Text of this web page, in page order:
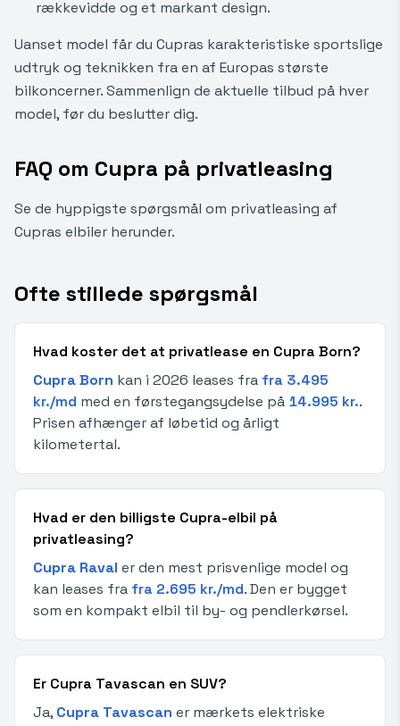
rækkevidde og et markant design.
Uanset model får du Cupras karakteristiske sportslige
udtryk og teknikken fra en af Europas største
bilkoncerner. Sammenlign de aktuelle tilbud på hver
model, før du beslutter dig.
FAQ om Cupra på privatleasing
Se de hyppigste spørgsmål om privatleasing af
Cupras elbiler herunder.
Ofte stillede spørgsmål
Hvad koster det at privatlease en Cupra Born?
Cupra Born kan i 2026 leases fra fra 3.495
kr./md med en førstegangsydelse på 14.995 kr..
Prisen afhænger af løbetid og årligt
kilometertal.
Hvad er den billigste Cupra-elbil på
privatleasing?
Cupra Raval er den mest prisvenlige model og
kan leases fra fra 2.695 kr./md. Den er bygget
som en kompakt elbil til by- og pendlerkørsel.
Er Cupra Tavascan en SUV?
Ja, Cupra Tavascan er mærkets elektriske